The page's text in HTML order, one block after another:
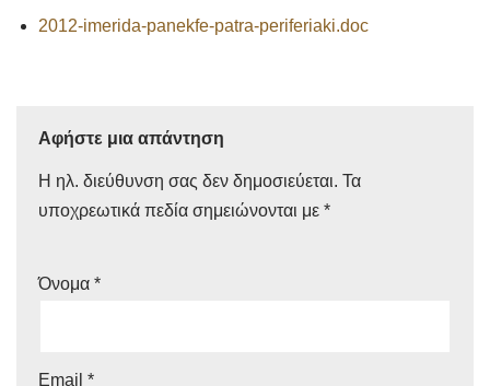
2012-imerida-panekfe-patra-periferiaki.doc
Αφήστε μια απάντηση
Η ηλ. διεύθυνση σας δεν δημοσιεύεται. Τα
υποχρεωτικά πεδία σημειώνονται με *
Όνομα *
Email *